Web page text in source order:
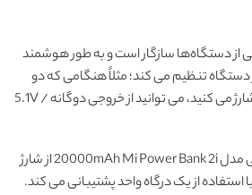
از دستگاه‌ها سازگار است و به طور هوشمند
دستگاه تنظیم می کند؛ مثلاً هنگامی که دو
دستگاه را به طور هم‌زمان شارژ می کنید، می توانید از خروجی دوگانه 5.1V /
شیائومی مدل 20000mAh Mi Power Bank 2i از شارژ
استفاده از یک درگاه واحد پشتیبانی می کند.